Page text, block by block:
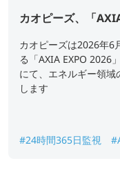
カオピーズ、「
カオピーズは2026年6
る「AXIA EXPO 2026
にて、エネルギー領
します
#24時間365日監視